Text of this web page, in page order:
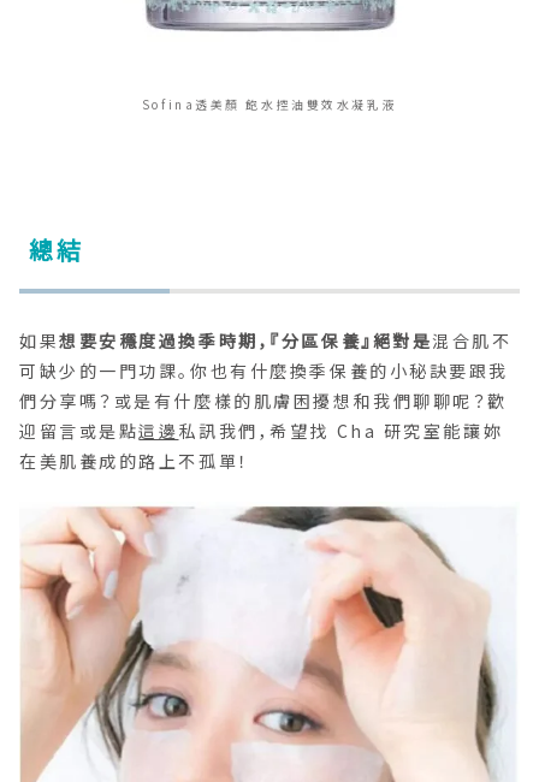
Sofina透美顏 飽水控油雙效水凝乳液
總結
如果想要安穩度過換季時期，『分區保養』絕對是混合肌不
可缺少的一門功課。你也有什麼換季保養的小秘訣要跟我
們分享嗎？或是有什麼樣的肌膚困擾想和我們聊聊呢？歡
迎留言或是點這邊私訊我們，希望找 Cha 研究室能讓妳
在美肌養成的路上不孤單！